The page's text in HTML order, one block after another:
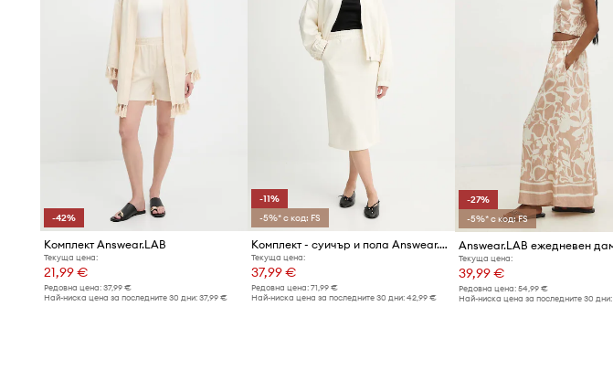
-42%
Комплект Answear.LAB
Текуща цена:
21,99 €
Редовна цена: 37,99 €
Най-ниска цена за последните 30 дни: 37,99 €
-11%
-5%* с код: FS
Комплект - суичър и пола Answear.LAB
Текуща цена:
37,99 €
Редовна цена:71,99 €
Най-ниска цена за последните 30 дни:42,99 €
-27%
-5%* с код: FS
Текуща цена:
39,99 €
Редовна цена: 54,99 €
Най-ниска цена за последните 30 дни: